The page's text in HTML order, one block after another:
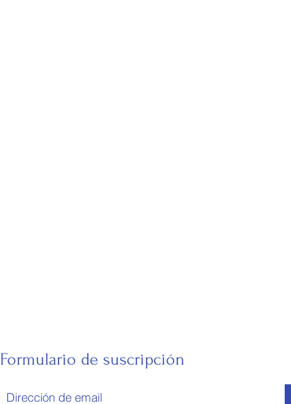
Formulario de suscripción